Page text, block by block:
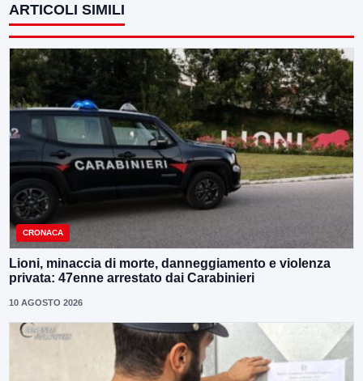
ARTICOLI SIMILI
CRONACA
Lioni, minaccia di morte, danneggiamento e violenza
privata: 47enne arrestato dai Carabinieri
10 AGOSTO 2026